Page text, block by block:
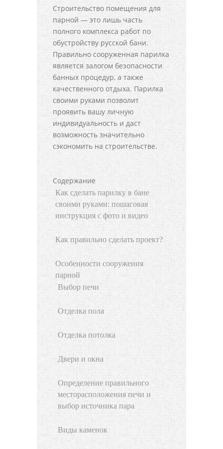
Строительство помещения для
парной — это лишь часть
полного комплекса работ по
обустройству русской бани.
Правильно сооруженная парилка
является залогом безопасности
банных процедур, а также
качественного отдыха. Парилка
своими руками позволит
проявить вашу личную
индивидуальность и даст
возможность значительно
сэкономить на строительстве.
Содержание
Как сделать парилку в бане
своими руками: пошаговая
инструкция с фото и видео
Как правильно сделать проект?
Особенности сооружения
парной
Выбор печи
Отделка пола
Отделка потолка
Двери и окна
Определение правильного
месторасположения печи и
выбор источника пара
Виды каменок